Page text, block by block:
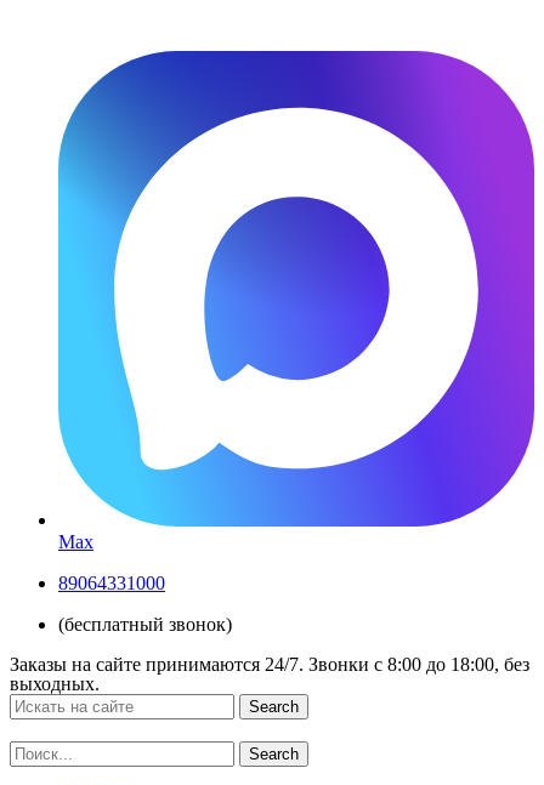
содержимому
Max
89064331000
(бесплатный звонок)
Заказы на сайте принимаются 24/7. Звонки c 8:00 до 18:00, без
выходных.
Search
Search